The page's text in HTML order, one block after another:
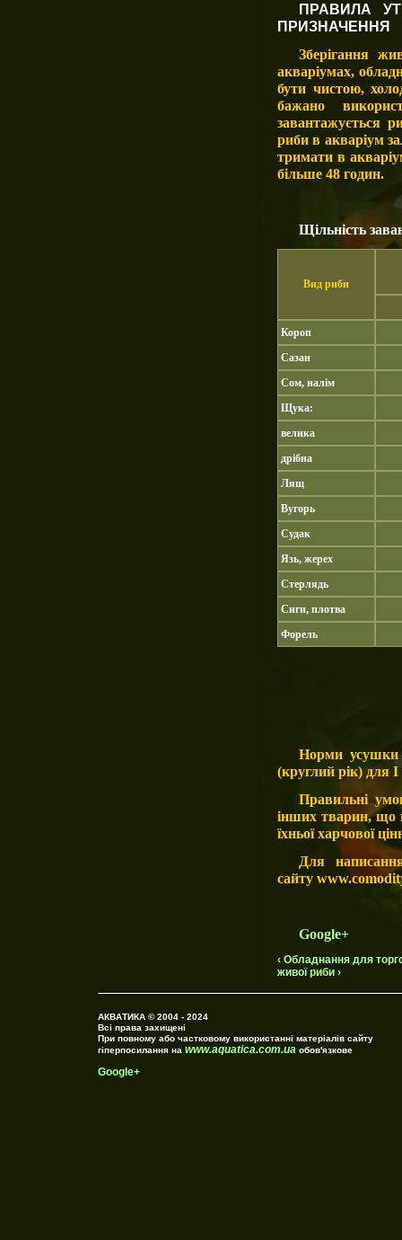
ПРАВИЛА
ПРИЗНАЧЕННЯ
Зберігання
акваріумах,
бути чистою,
бажано
завантажується
риби в акваріум
тримати в
більше 48 годин.
Щільність
Вид риби
Короп
Сазан
Сом, налім
Щука:
велика
дрібна
Лящ
Вугорь
Судак
Язь, жерех
Стерлядь
Сиги, плотва
Форель
Норми усушки
(круглий рік) для
Правильні
інших тварин, що
їхньої харчової
Для
сайту
Google+
‹ Обладнання для
живої риби ›
АКВАТИКА © 2004 - 2024
Всі права захищені
При повному або частковому використанні матеріалів сайту
гіперпосилання на www.aquatica.com.ua обов'язкове
Google+